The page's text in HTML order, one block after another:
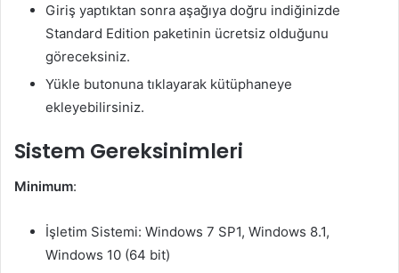
Giriş yaptıktan sonra aşağıya doğru indiğinizde
Standard Edition paketinin ücretsiz olduğunu
göreceksiniz.
Yükle butonuna tıklayarak kütüphaneye
ekleyebilirsiniz.
Sistem Gereksinimleri
Minimum:
İşletim Sistemi: Windows 7 SP1, Windows 8.1,
Windows 10 (64 bit)